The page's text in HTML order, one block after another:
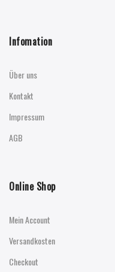
Infomation
Über uns
Kontakt
Impressum
AGB
Online Shop
Mein Account
Versandkosten
Checkout